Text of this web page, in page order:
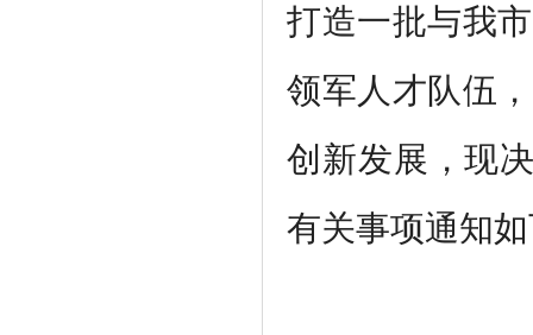
打造一批与我
领军人才队伍
创新发展，现
有关事项通知